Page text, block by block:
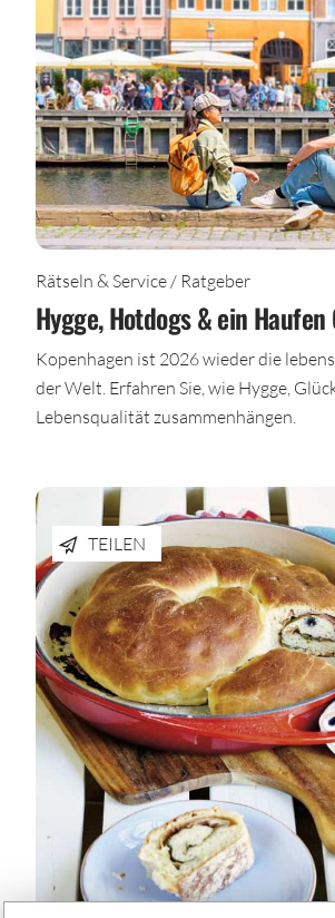
Rätseln & Service / Ratgeber
Hygge, Hotdogs & ein
Kopenhagen ist 2026 wieder die
der Welt. Erfahren Sie, wie Hygge,
Lebensqualität zusammenhängen.
TEILEN